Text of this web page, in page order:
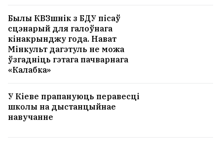
Былы КВЗшнік з БДУ пісаў
сцэнарый для галоўнага
кінакрынджу года. Нават
Мінкульт дагэтуль не можа
ўзгадніць гэтага пачварнага
«Калабка»
У Кіеве прапануюць перавесці
школы на дыстанцыйнае
навучанне